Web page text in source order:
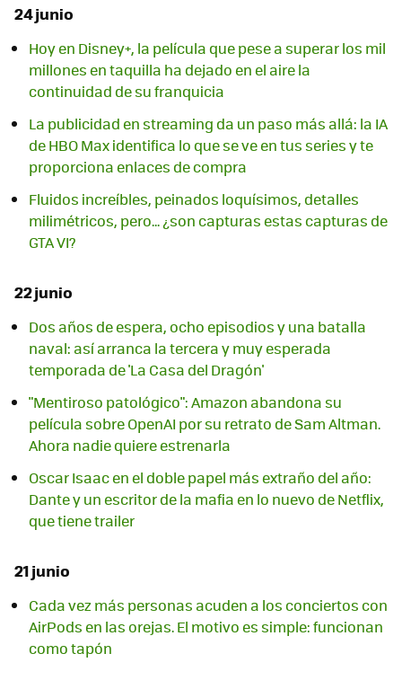
24 junio
Hoy en Disney+, la película que pese a superar los mil
millones en taquilla ha dejado en el aire la
continuidad de su franquicia
La publicidad en streaming da un paso más allá: la IA
de HBO Max identifica lo que se ve en tus series y te
proporciona enlaces de compra
Fluidos increíbles, peinados loquísimos, detalles
milimétricos, pero... ¿son capturas estas capturas de
GTA VI?
22 junio
Dos años de espera, ocho episodios y una batalla
naval: así arranca la tercera y muy esperada
temporada de 'La Casa del Dragón'
"Mentiroso patológico": Amazon abandona su
película sobre OpenAI por su retrato de Sam Altman.
Ahora nadie quiere estrenarla
Oscar Isaac en el doble papel más extraño del año:
Dante y un escritor de la mafia en lo nuevo de Netflix,
que tiene trailer
21 junio
Cada vez más personas acuden a los conciertos con
AirPods en las orejas. El motivo es simple: funcionan
como tapón